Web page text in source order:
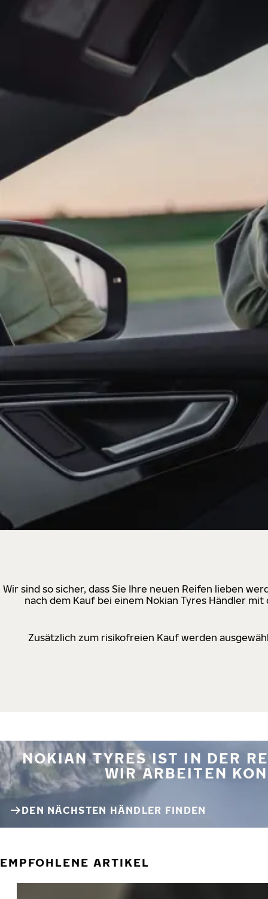
Wir sind so sicher, dass Sie Ihre neuen Reifen lieben
nach dem Kauf bei einem Nokian Tyres Händler
Zusätzlich zum risikofreien Kauf werden
NOKIAN TYRES IST IN DER
WIR ARBEITEN
DEN NÄCHSTEN HÄNDLER FINDEN
EMPFOHLENE ARTIKEL